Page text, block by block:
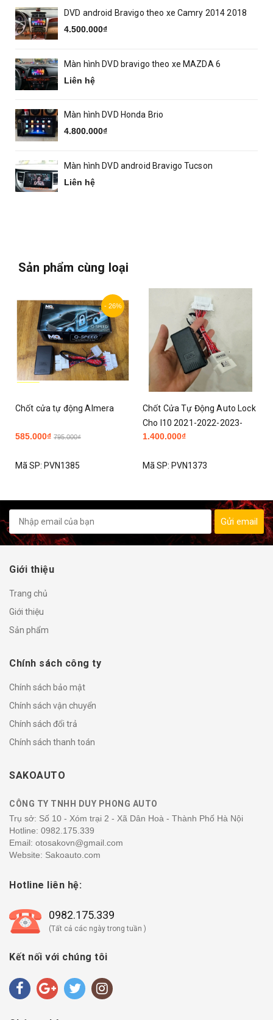
DVD android Bravigo theo xe Camry 2014 2018
4.500.000₫
Màn hình DVD bravigo theo xe MAZDA 6
Liên hệ
Màn hình DVD Honda Brio
4.800.000₫
Màn hình DVD android Bravigo Tucson
Liên hệ
Sản phẩm cùng loại
- 26%
Chốt cửa tự động Almera
585.000₫ 795.000₫
Mã SP: PVN1385
Chốt Cửa Tự Động Auto Lock
Cho I10 2021-2022-2023-
2024-2025 2026 Tự Động
Khi Di Chuyển
1.400.000₫
Mã SP: PVN1373
Gửi email
Giới thiệu
Trang chủ
Giới thiệu
Sản phẩm
Chính sách công ty
Chính sách bảo mật
Chính sách vận chuyển
Chính sách đổi trả
Chính sách thanh toán
SAKOAUTO
CÔNG TY TNHH DUY PHONG AUTO
Trụ sở: Số 10 - Xóm trại 2 - Xã Dân Hoà - Thành Phố Hà Nội
Hotline: 0982.175.339
Email: otosakovn@gmail.com
Website: Sakoauto.com
Hotline liên hệ:
0982.175.339
(Tất cả các ngày trong tuần )
Kết nối với chúng tôi